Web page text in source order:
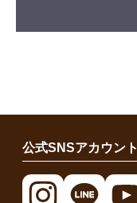
公式SNSアカウント